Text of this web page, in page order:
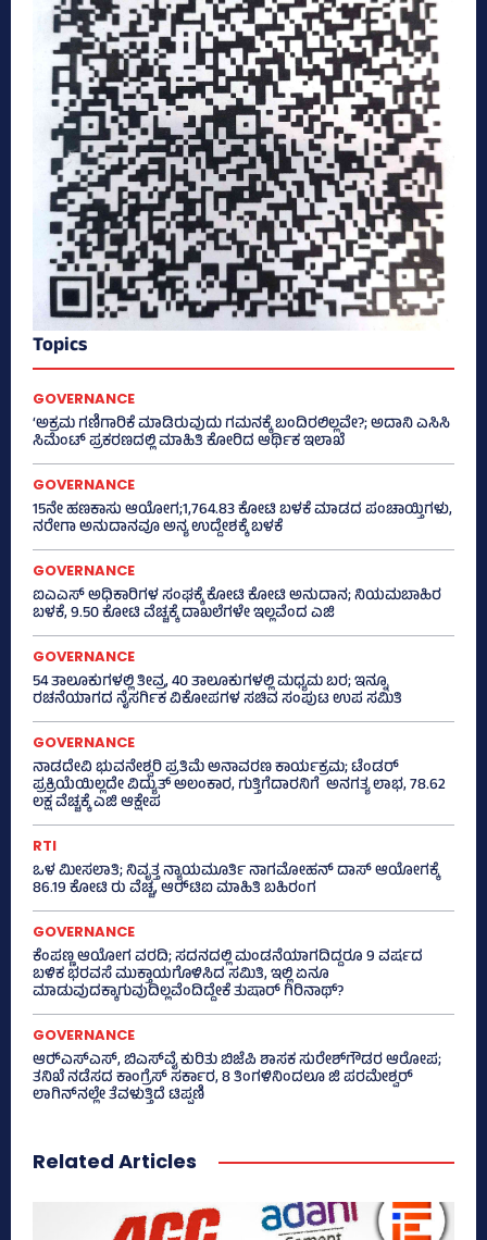
Topics
GOVERNANCE
‘ಅಕ್ರಮ ಗಣಿಗಾರಿಕೆ ಮಾಡಿರುವುದು ಗಮನಕ್ಕೆ ಬಂದಿರಲಿಲ್ಲವೇ?; ಅದಾನಿ ಎಸಿಸಿ
ಸಿಮೆಂಟ್ ಪ್ರಕರಣದಲ್ಲಿ ಮಾಹಿತಿ ಕೋರಿದ ಆರ್ಥಿಕ ಇಲಾಖೆ
GOVERNANCE
15ನೇ ಹಣಕಾಸು ಆಯೋಗ;1,764.83 ಕೋಟಿ ಬಳಕೆ ಮಾಡದ ಪಂಚಾಯ್ತಿಗಳು,
ನರೇಗಾ ಅನುದಾನವೂ ಅನ್ಯ ಉದ್ದೇಶಕ್ಕೆ ಬಳಕೆ
GOVERNANCE
ಐಎಎಸ್‌ ಅಧಿಕಾರಿಗಳ ಸಂಘಕ್ಕೆ ಕೋಟಿ ಕೋಟಿ ಅನುದಾನ; ನಿಯಮಬಾಹಿರ
ಬಳಕೆ, 9.50 ಕೋಟಿ ವೆಚ್ಚಕ್ಕೆ ದಾಖಲೆಗಳೇ ಇಲ್ಲವೆಂದ ಎಜಿ
GOVERNANCE
54 ತಾಲೂಕುಗಳಲ್ಲಿ ತೀವ್ರ, 40 ತಾಲೂಕುಗಳಲ್ಲಿ ಮಧ್ಯಮ ಬರ; ಇನ್ನೂ
ರಚನೆಯಾಗದ ನೈಸರ್ಗಿಕ ವಿಕೋಪಗಳ ಸಚಿವ ಸಂಪುಟ ಉಪ ಸಮಿತಿ
GOVERNANCE
ನಾಡದೇವಿ ಭುವನೇಶ್ವರಿ ಪ್ರತಿಮೆ ಅನಾವರಣ ಕಾರ್ಯಕ್ರಮ; ಟೆಂಡರ್
ಪ್ರಕ್ರಿಯೆಯಿಲ್ಲದೇ ವಿದ್ಯುತ್‌ ಅಲಂಕಾರ, ಗುತ್ತಿಗೆದಾರನಿಗೆ ಅನಗತ್ಯ ಲಾಭ, 78.62
ಲಕ್ಷ ವೆಚ್ಚಕ್ಕೆ ಎಜಿ ಆಕ್ಷೇಪ
RTI
ಒಳ ಮೀಸಲಾತಿ; ನಿವೃತ್ತ ನ್ಯಾಯಮೂರ್ತಿ ನಾಗಮೋಹನ್ ದಾಸ್ ಆಯೋಗಕ್ಕೆ
86.19 ಕೋಟಿ ರು ವೆಚ್ಚ, ಆರ್‍‌ಟಿಐ ಮಾಹಿತಿ ಬಹಿರಂಗ
GOVERNANCE
ಕೆಂಪಣ್ಣ ಆಯೋಗ ವರದಿ; ಸದನದಲ್ಲಿ ಮಂಡನೆಯಾಗದಿದ್ದರೂ 9 ವರ್ಷದ
ಬಳಿಕ ಭರವಸೆ ಮುಕ್ತಾಯಗೊಳಿಸಿದ ಸಮಿತಿ, ಇಲ್ಲಿ ಏನೂ
ಮಾಡುವುದಕ್ಕಾಗುವುದಿಲ್ಲವೆಂದಿದ್ದೇಕೆ ತುಷಾರ್ ಗಿರಿನಾಥ್?
GOVERNANCE
ಆರ್‍‌ಎಸ್‌ಎಸ್‌, ಬಿಎಸ್‌ವೈ ಕುರಿತು ಬಿಜೆಪಿ ಶಾಸಕ ಸುರೇಶ್‌ಗೌಡರ ಆರೋಪ;
ತನಿಖೆ ನಡೆಸದ ಕಾಂಗ್ರೆಸ್‌ ಸರ್ಕಾರ, 8 ತಿಂಗಳಿನಿಂದಲೂ ಜಿ ಪರಮೇಶ್ವರ್
ಲಾಗಿನ್‌ನಲ್ಲೇ ತೆವಳುತ್ತಿದೆ ಟಿಪ್ಪಣಿ
Related Articles